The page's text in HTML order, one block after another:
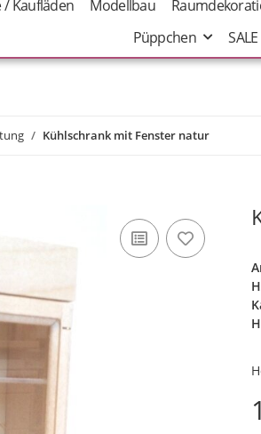
Kaufläden Modellbau
Püppchen
Kühlschrank mit Fenster natur